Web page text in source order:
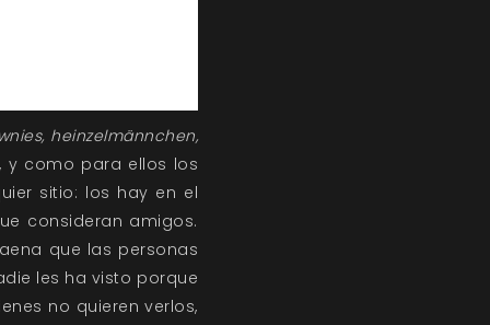
heinzelmännchen,
y como para ellos los
sitio: los hay en el
consideran amigos.
que las personas
les ha visto porque
no quieren verlos,